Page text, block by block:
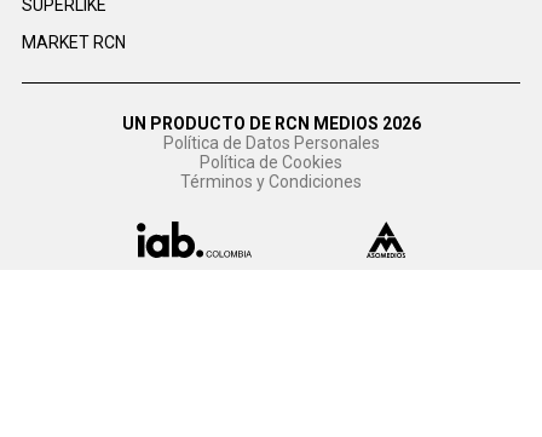
SUPERLIKE
MARKET RCN
UN PRODUCTO DE RCN MEDIOS 2026
Política de Datos Personales
Política de Cookies
Términos y Condiciones